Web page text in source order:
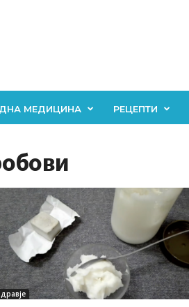
МЕДИЦИНА РЕЦЕПТИ